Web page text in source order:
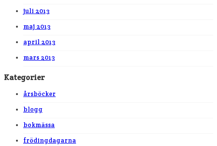
juli 2013
maj 2013
april 2013
mars 2013
Kategorier
årsböcker
blogg
bokmässa
frödingdagarna